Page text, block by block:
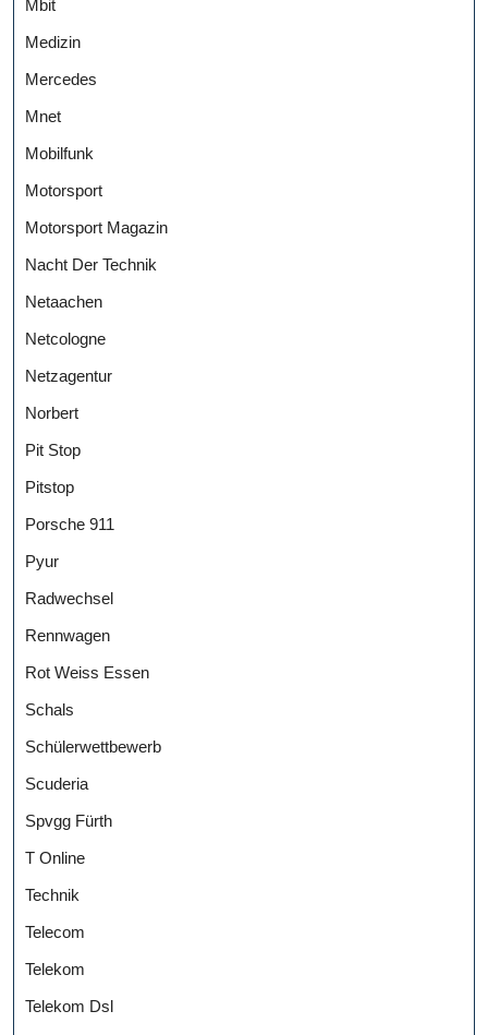
Mbit
Medizin
Mercedes
Mnet
Mobilfunk
Motorsport
Motorsport Magazin
Nacht Der Technik
Netaachen
Netcologne
Netzagentur
Norbert
Pit Stop
Pitstop
Porsche 911
Pyur
Radwechsel
Rennwagen
Rot Weiss Essen
Schals
Schülerwettbewerb
Scuderia
Spvgg Fürth
T Online
Technik
Telecom
Telekom
Telekom Dsl